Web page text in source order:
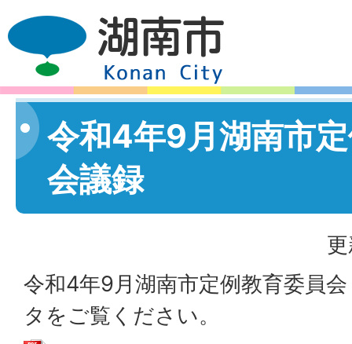
令和4年9月湖南市
会議録
令和4年9月湖南市定例教育委員
タをご覧ください。